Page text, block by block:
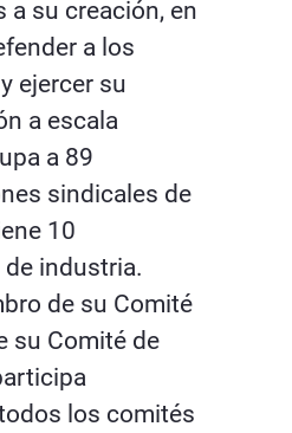
a su creación, en
a los
ejercer su
a escala
a 89
sindicales de
10
industria.
de su Comité
su Comité de
los comités